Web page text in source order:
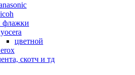
цветной
скотч и тд